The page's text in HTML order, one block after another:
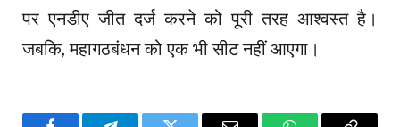
पर एनडीए जीत दर्ज करने को पूरी तरह आश्वस्त है।
जबकि, महागठबंधन को एक भी सीट नहीं आएगा।